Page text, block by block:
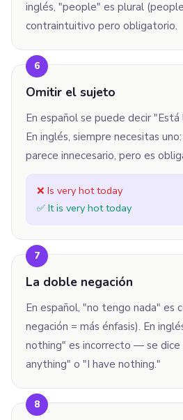
inglés, "people" es plural
contraintuitivo pero obligatorio.
6
Omitir el sujeto
En español se puede decir
En inglés, siempre necesitas
parece innecesario, pero es
❌ Is very hot today
✅ It is very hot today
7
La doble negación
En español, "no tengo nada" es
negación = más énfasis). En
nothing" es incorrecto — se dice
anything" o "I have nothing."
8